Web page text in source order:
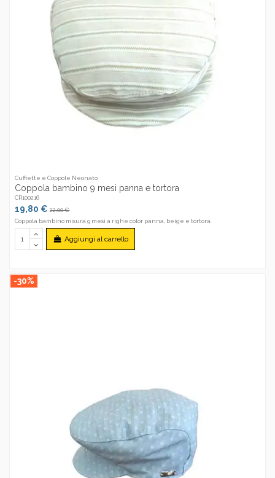
Cuffiette e Coppole Neonato
Coppola bambino 9 mesi panna e tortora
CR100216
19,80 €22,00 €
Coppola bambino misura 9 mesi a righe color panna, beige e tortora.
Aggiungi al carrello
-30%